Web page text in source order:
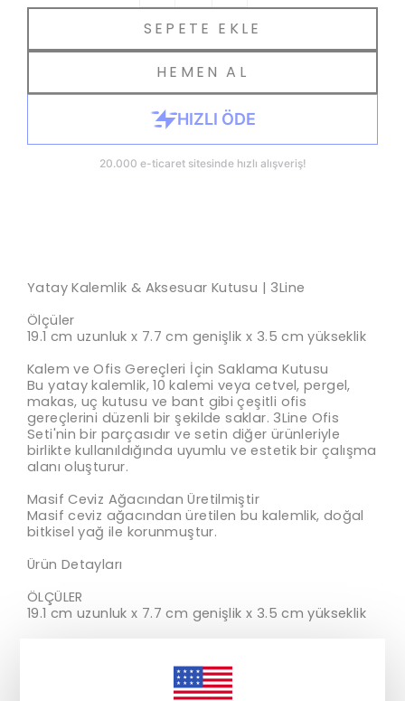
SEPETE EKLE
HEMEN AL
Yatay Kalemlik & Aksesuar Kutusu | 3Line
Ölçüler
19.1 cm uzunluk x 7.7 cm genişlik x 3.5 cm yükseklik
Kalem ve Ofis Gereçleri İçin Saklama Kutusu
Bu yatay kalemlik, 10 kalemi veya cetvel, pergel,
makas, uç kutusu ve bant gibi çeşitli ofis
gereçlerini düzenli bir şekilde saklar. 3Line Ofis
Seti'nin bir parçasıdır ve setin diğer ürünleriyle
birlikte kullanıldığında uyumlu ve estetik bir çalışma
alanı oluşturur.
Masif Ceviz Ağacından Üretilmiştir
Masif ceviz ağacından üretilen bu kalemlik, doğal
bitkisel yağ ile korunmuştur.
Ürün Detayları
ÖLÇÜLER
19.1 cm uzunluk x 7.7 cm genişlik x 3.5 cm yükseklik